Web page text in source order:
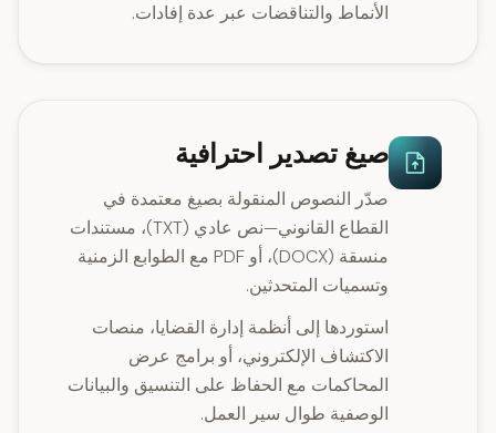
الأنماط والتناقضات عبر عدة إفادات.
صيغ تصدير احترافية
صدّر النصوص المنقولة بصيغ معتمدة في
القطاع القانوني—نص عادي (TXT)، مستندات
منسقة (DOCX)، أو PDF مع الطوابع الزمنية
وتسميات المتحدثين.
استوردها إلى أنظمة إدارة القضايا، منصات
الاكتشاف الإلكتروني، أو برامج عرض
المحاكمات مع الحفاظ على التنسيق والبيانات
الوصفية طوال سير العمل.